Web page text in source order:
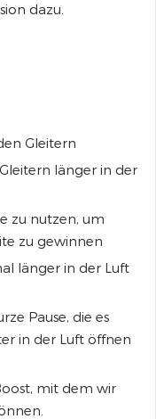
dazu.
Gleitern
länger in der
zu nutzen, um
zu gewinnen
länger in der Luft
Pause, die es
in der Luft öffnen
mit dem wir